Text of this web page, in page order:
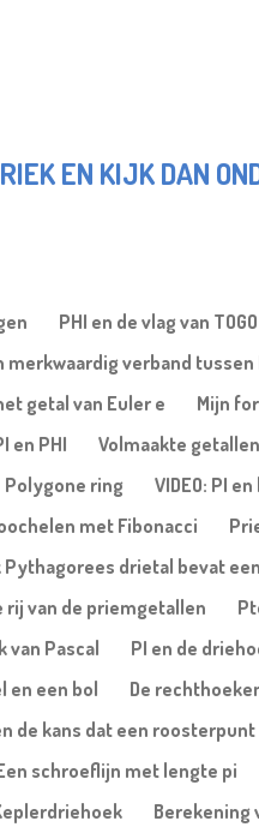
EN KIJK DAN
PHI en de vlag van TOGO
merkwaardig verband tussen
getal van Euler e
Mijn
en PHI Volmaakte
Polygone ring VIDEO: PI
met Fibonacci
Pythagorees drietal bevat
rij van de priemgetallen
Pascal PI en de
en een bol
De
de kans dat een
schroeflijn met lengte pi
Berekening